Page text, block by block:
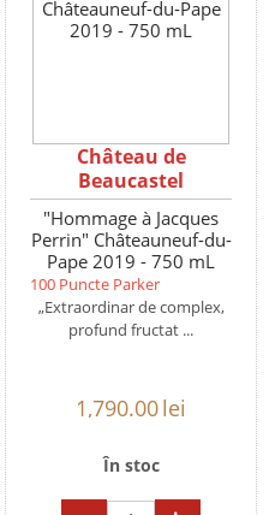
Château de
Beaucastel
"Hommage à Jacques
Perrin" Châteauneuf-du-
Pape 2019 - 750 mL
100 Puncte Parker
„Extraordinar de complex,
profund fructat ...
1,790.00lei
În stoc